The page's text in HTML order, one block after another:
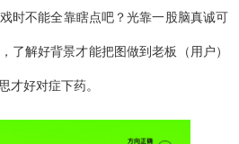
时不能全靠瞎点吧？光靠一股脑真诚可
了解好背景才能把图做到老板（用户）
才好对症下药。